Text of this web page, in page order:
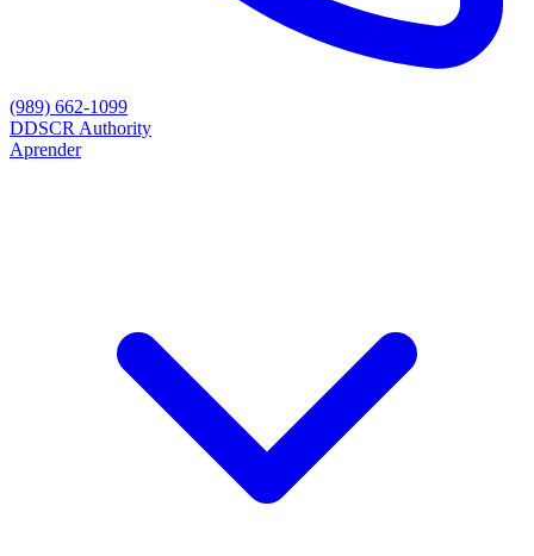
(989) 662-1099
DDSCR Authority
Aprender